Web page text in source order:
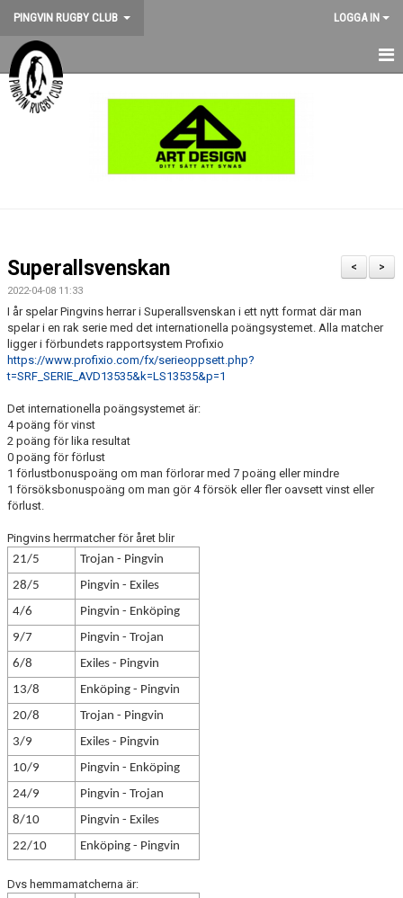
PINGVIN RUGBY CLUB LOGGA IN
HEM
BILDGALLERI
MEDLEMSKAP
MATCHER
ÖVRIGT
ENGLISH
WEBSHOP
LIU GYMNASIUM-RUGBY
>
<
Superallsvenskan
2022-04-08 11:33
I år spelar Pingvins herrar i Superallsvenskan i ett nytt format där man
spelar i en rak serie med det internationella poängsystemet. Alla matcher
ligger i förbundets rapportsystem Profixio
https://www.profixio.com/fx/serieoppsett.php?
t=SRF_SERIE_AVD13535&k=LS13535&p=1
Det internationella poängsystemet är:
4 poäng för vinst
2 poäng för lika resultat
0 poäng för förlust
1 förlustbonuspoäng om man förlorar med 7 poäng eller mindre
1 försöksbonuspoäng om man gör 4 försök eller fler oavsett vinst eller
förlust.
Pingvins herrmatcher för året blir
21/5
Trojan - Pingvin
28/5
Pingvin - Exiles
4/6
Pingvin - Enköping
9/7
Pingvin - Trojan
6/8
Exiles - Pingvin
13/8
Enköping - Pingvin
20/8
Trojan - Pingvin
3/9
Exiles - Pingvin
10/9
Pingvin - Enköping
24/9
Pingvin - Trojan
8/10
Pingvin - Exiles
22/10
Enköping - Pingvin
Dvs hemmamatcherna är: